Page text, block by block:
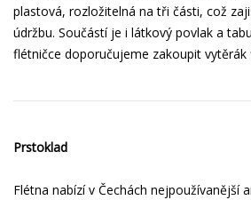
plastová, rozložitelná na tři části, což
údržbu. Součástí je i látkový povlak a
flétničce doporučujeme zakoupit vytěrák
Prstoklad
Flétna nabízí v Čechách nejpoužívanější